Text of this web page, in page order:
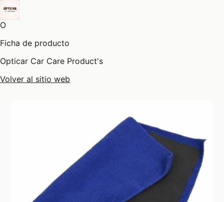
O
Ficha de producto
Opticar Car Care Product's
Volver al sitio web